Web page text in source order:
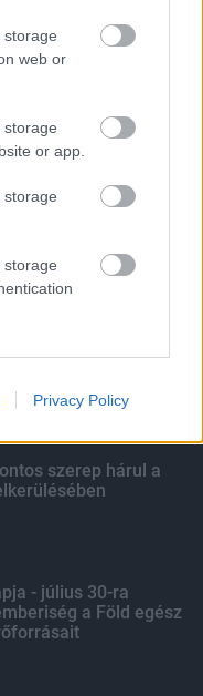
storage
web or
storage
or app.
storage
storage
Privacy Policy
a kivitelezők a
és fűtési
pályázatra
vártunk: szombattól
a riasztás
szerep hárul a
- július 30-ra
a Föld egész